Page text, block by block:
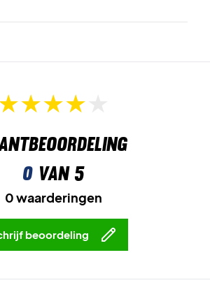
0van 5
0 waarderingen
beoordeling